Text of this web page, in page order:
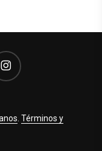
.Términos y